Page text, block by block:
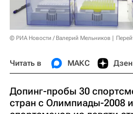
© РИА Новости / Валерий Мельников
Читать в МАКС Дзен
Допинг-пробы 30
стран с Олимпиады-2008